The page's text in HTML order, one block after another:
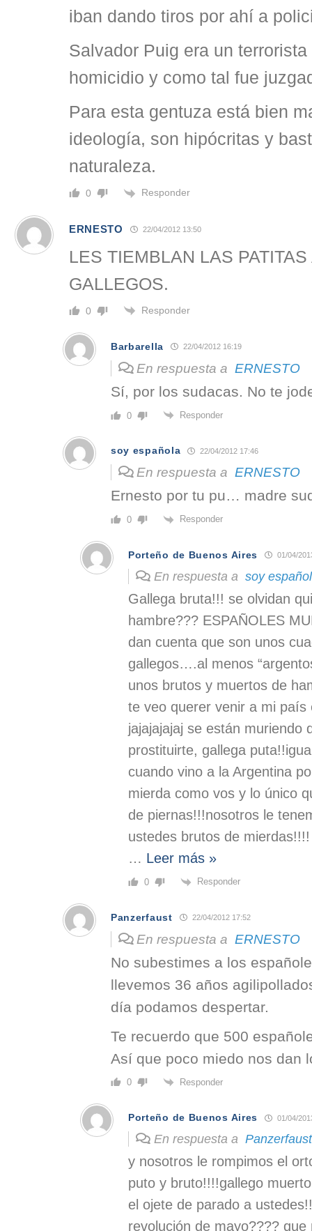
iban dando tiros por ahí a
Salvador Puig era un
homicidio y como tal fue
Para esta gentuza está bien
ideología, son hipócritas y
naturaleza.
0 Responder
ERNESTO 22/04/2012 13:50
LES TIEMBLAN LAS
GALLEGOS.
0 Responder
Barbarella 22/04/2012 16:19
En respuesta a ERNESTO
Sí, por los sudacas. No te
0 Responder
soy española 22/04/2012 17:46
En respuesta a ERNESTO
Ernesto por tu pu… madre
0 Responder
Porteño de Buenos Aires 01/04/
En respuesta a soy
Gallega bruta!!! se olvidan
hambre??? ESPAÑOLES
dan cuenta que son unos
gallegos….al menos
unos brutos y muertos de
te veo querer venir a mi país
jajajajajaj se están muriendo
prostituirte, gallega
cuando vino a la Argentina
mierda como vos y lo único
de piernas!!!nosotros le
ustedes brutos de
… Leer más »
0 Responder
Panzerfaust 22/04/2012 17:52
En respuesta a ERNESTO
No subestimes a los
llevemos 36 años
día podamos despertar.
Te recuerdo que 500
Así que poco miedo nos dan
0 Responder
Porteño de Buenos Aires 01/04/
En respuesta a Panzerfaust
y nosotros le rompimos el
puto y bruto!!!!gallego
el ojete de parado a
revolución de mayo????